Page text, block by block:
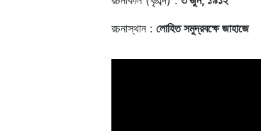
রচনাস্থান : লোহিত সমুদ্রবক্ষে জাহাজে